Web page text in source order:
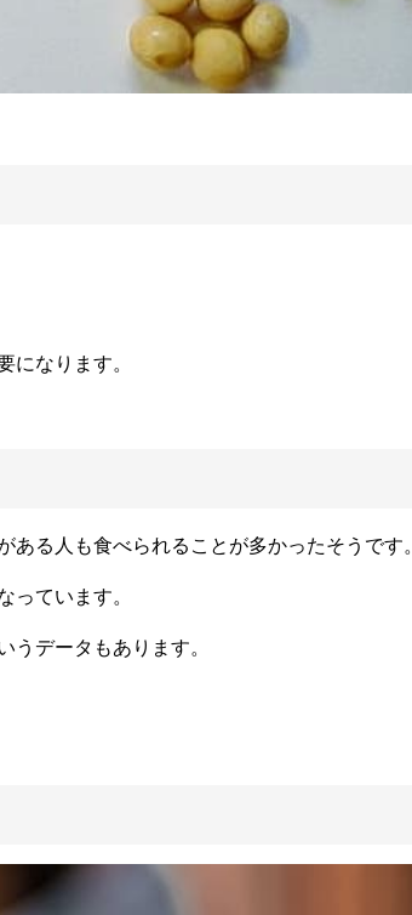
なります。
る人も食べられることが多かったそうです。
ています。
データもあります。